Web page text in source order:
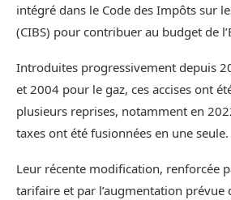
intégré dans le Code des Impôts sur
(CIBS) pour contribuer au budget de
Introduites progressivement depuis
et 2004 pour le gaz, ces accises ont
plusieurs reprises, notamment en
taxes ont été fusionnées en une seule.
Leur récente modification, renforcée
tarifaire et par l’augmentation prévue